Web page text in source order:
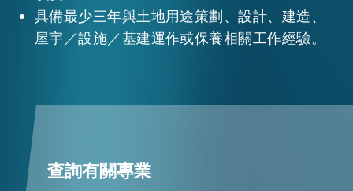
關於我們
具備最少三年與土地用途策劃、設計、建造、
屋宇／設施／基建運作或保養相關工作經驗。
查詢有關專業